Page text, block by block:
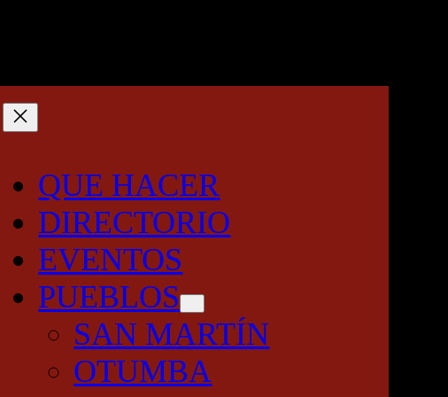
QUE HACER
DIRECTORIO
EVENTOS
PUEBLOS
SAN MARTÍN
OTUMBA